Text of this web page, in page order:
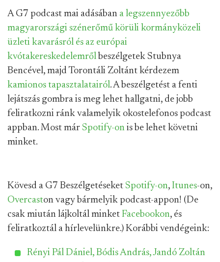
A G7 podcast mai adásában a legszennyezőbb
magyarországi szénerőmű körüli kormányközeli
üzleti kavarásról és az európai
kvótakereskedelemről beszélgetek Stubnya
Bencével, majd Torontáli Zoltánt kérdezem
kamionos tapasztalatairól. A beszélgetést a fenti
lejátszás gombra is meg lehet hallgatni, de jobb
feliratkozni ránk valamelyik okostelefonos podcast
appban. Most már Spotify-on is be lehet követni
minket.
Kövesd a G7 Beszélgetéseket Spotify-on, Itunes-on,
Overcaston vagy bármelyik podcast-appon! (De
csak miután lájkoltál minket Facebookon, és
feliratkoztál a hírlevelünkre.) Korábbi vendégeink:
Rényi Pál Dániel, Bódis András, Jandó Zoltán